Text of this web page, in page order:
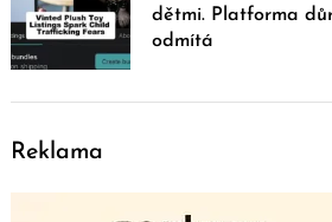
dětmi. Platforma
odmítá
Reklama